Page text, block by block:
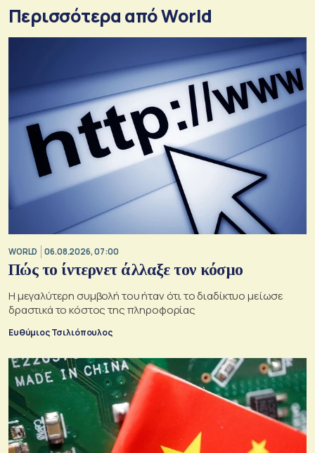
Περισσότερα από World
WORLD 06.08.2026, 07:00
Πώς το ίντερνετ άλλαξε τον κόσμο
Η μεγαλύτερη συμβολή του ήταν ότι το διαδίκτυο μείωσε
δραστικά το κόστος της πληροφορίας
Ευθύμιος Τσιλιόπουλος